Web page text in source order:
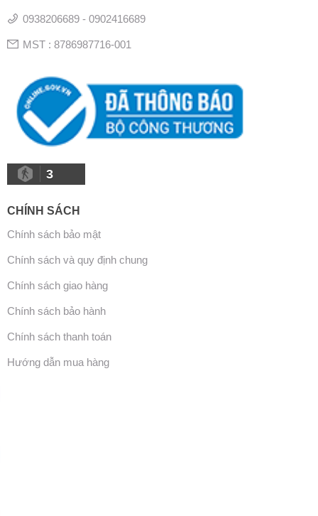
0938206689 - 0902416689
MST : 8786987716-001
3
CHÍNH SÁCH
Chính sách bảo mật
Chính sách và quy định chung
Chính sách giao hàng
Chính sách bảo hành
Chính sách thanh toán
Hướng dẫn mua hàng